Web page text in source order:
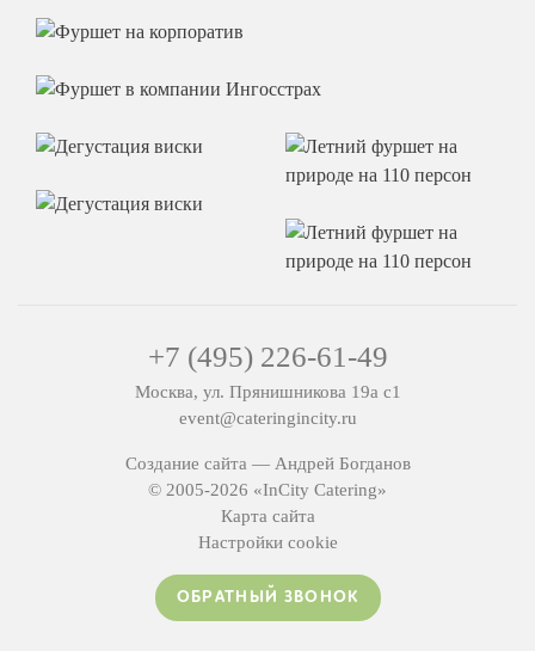
+7 (495) 226-61-49
Москва, ул. Прянишникова 19а с1
event@cateringincity.ru
Создание сайта — Андрей Богданов
© 2005-2026 «InCity Catering»
Карта сайта
Настройки cookie
ОБРАТНЫЙ ЗВОНОК